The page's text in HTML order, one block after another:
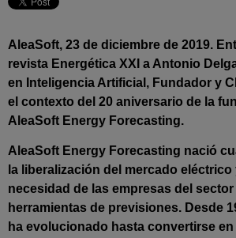
AleaSoft, 23 de diciembre de 2019.
revista Energética XXI a Antonio
en Inteligencia Artificial, Fundador y
el contexto del 20 aniversario de la
AleaSoft Energy Forecasting.
AleaSoft Energy Forecasting nació
la liberalización del mercado
necesidad de las empresas del
herramientas de previsiones. Desde
ha evolucionado hasta convertirse